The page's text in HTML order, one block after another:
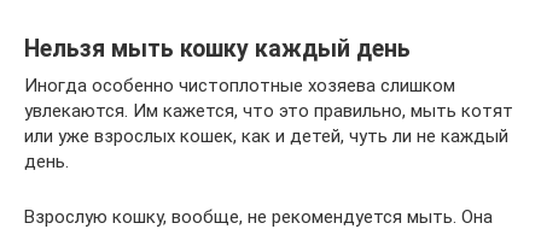
Нельзя мыть кошку каждый день
Иногда особенно чистоплотные хозяева слишком
увлекаются. Им кажется, что это правильно, мыть котят
или уже взрослых кошек, как и детей, чуть ли не каждый
день.
Взрослую кошку, вообще, не рекомендуется мыть. Она